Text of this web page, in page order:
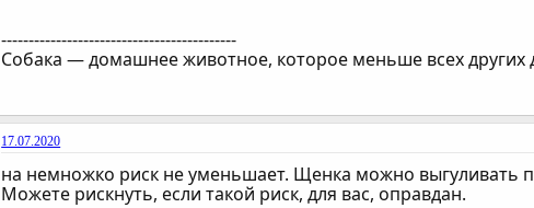
-------------------------------------------
Собака — домашнее животное, которое меньше всех
17.07.2020
на немножко риск не уменьшает. Щенка можно выгуливать
Можете рискнуть, если такой риск, для вас, оправдан.